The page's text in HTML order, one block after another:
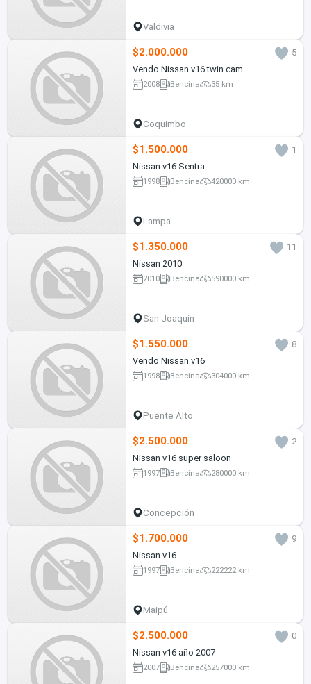
Valdivia
$2.000.000
5
Vendo Nissan v16 twin cam
2008 Bencina 35 km
Coquimbo
$1.500.000
1
Nissan v16 Sentra
1998 Bencina 420000 km
Lampa
$1.350.000
11
Nissan 2010
2010 Bencina 590000 km
San Joaquín
$1.550.000
8
Vendo Nissan v16
1998 Bencina 304000 km
Puente Alto
$2.500.000
2
Nissan v16 super saloon
1997 Bencina 280000 km
Concepción
$1.700.000
9
Nissan v16
1997 Bencina 222222 km
Maipú
$2.500.000
0
Nissan v16 año 2007
2007 Bencina 257000 km